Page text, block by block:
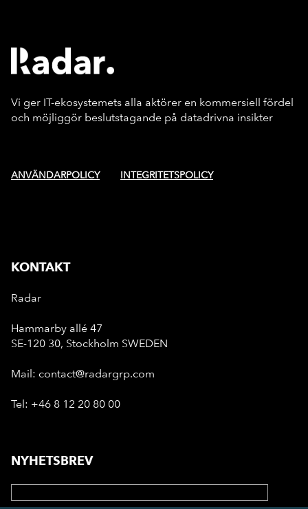
Vi ger IT-ekosystemets alla aktörer en kommersiell fördel
och möjliggör beslutstagande på datadrivna insikter
ANVÄNDARPOLICY INTEGRITETSPOLICY
KONTAKT
Radar
Hammarby allé 47
SE-120 30, Stockholm SWEDEN
Mail: contact@radargrp.com
Tel: +46 8 12 20 80 00
NYHETSBREV